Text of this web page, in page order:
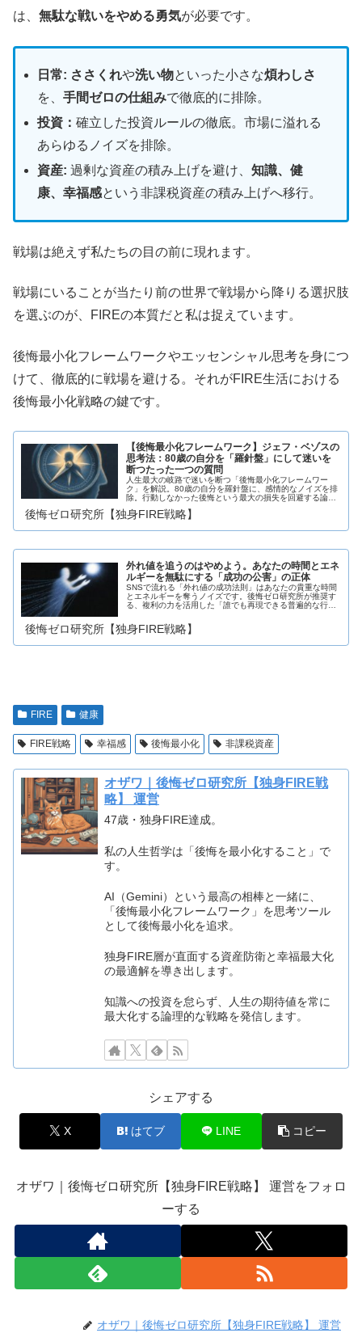
は、 無駄な戦いをやめる勇気が必要です。
日常: ささくれや洗い物といった小さな煩わしさ
を、手間ゼロの仕組みで徹底的に排除。
投資：確立した投資ルールの徹底。市場に溢れる
あらゆるノイズを排除。
資産: 過剰な資産の積み上げを避け、知識、健
康、幸福感という非課税資産の積み上げへ移行。
戦場は絶えず私たちの目の前に現れます。
戦場にいることが当たり前の世界で戦場から降りる選択肢
を選ぶのが、FIREの本質だと私は捉えています。
後悔最小化フレームワークやエッセンシャル思考を身につ
けて、徹底的に戦場を避ける。それがFIRE生活における
後悔最小化戦略の鍵です。
【後悔最小化フレームワーク】ジェフ・ベゾスの
思考法：80歳の自分を「羅針盤」にして迷いを
断つたった一つの質問
人生最大の岐路で迷いを断つ「後悔最小化フレームワー
ク」を解説。80歳の自分を羅針盤に、感情的なノイズを排
除。行動しなかった後悔という最大の損失を回避する論理
的な守備戦略を学びましょう。
後悔ゼロ研究所【独身FIRE戦略】
外れ値を追うのはやめよう。あなたの時間とエネ
ルギーを無駄にする「成功の公害」の正体
SNSで流れる「外れ値の成功法則」はあなたの貴重な時間
とエネルギーを奪うノイズです。後悔ゼロ研究所が推奨す
る、複利の力を活用した「誰でも再現できる普遍的な行動
後悔ゼロ研究所【独身FIRE戦略】
FIRE 健康
FIRE戦略 幸福感 後悔最小化 非課税資産
オザワ｜後悔ゼロ研究所【独身FIRE戦
略】 運営
47歳・独身FIRE達成。
私の人生哲学は「後悔を最小化すること」で
す。
AI（Gemini）という最高の相棒と一緒に、
「後悔最小化フレームワーク」を思考ツール
として後悔最小化を追求。
独身FIRE層が直面する資産防衛と幸福最大化
の最適解を導き出します。
知識への投資を怠らず、人生の期待値を常に
最大化する論理的な戦略を発信します。
シェアする
X はてブ LINE コピー
オザワ｜後悔ゼロ研究所【独身FIRE戦略】 運営をフォロ
ーする
オザワ｜後悔ゼロ研究所【独身FIRE戦略】 運営